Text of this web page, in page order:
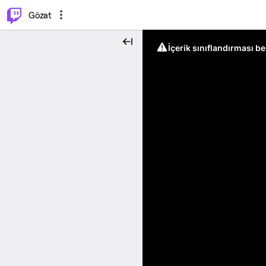
Gözat
İçerik sınıflandırması